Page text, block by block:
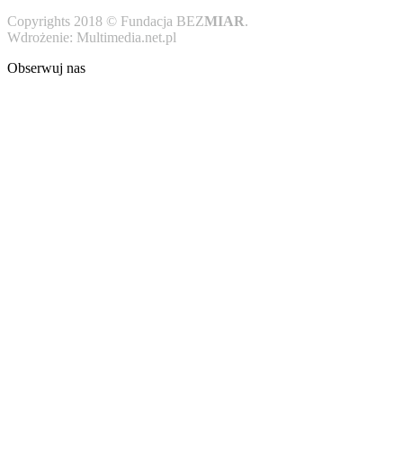
Copyrights 2018 © Fundacja BEZMIAR.
Wdrożenie: Multimedia.net.pl
Obserwuj nas